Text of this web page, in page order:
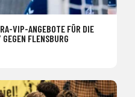
VIP-ANGEBOTE FÜR DIE
FLENSBURG